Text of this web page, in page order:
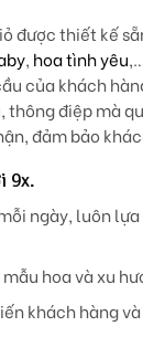
được thiết kế
, hoa tình yêu
của khách
thông điệp mà
đảm bảo
9x.
ngày, luôn
hoa và xu
khách hàng